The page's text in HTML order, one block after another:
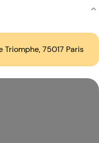
Triomphe, 75017 Paris